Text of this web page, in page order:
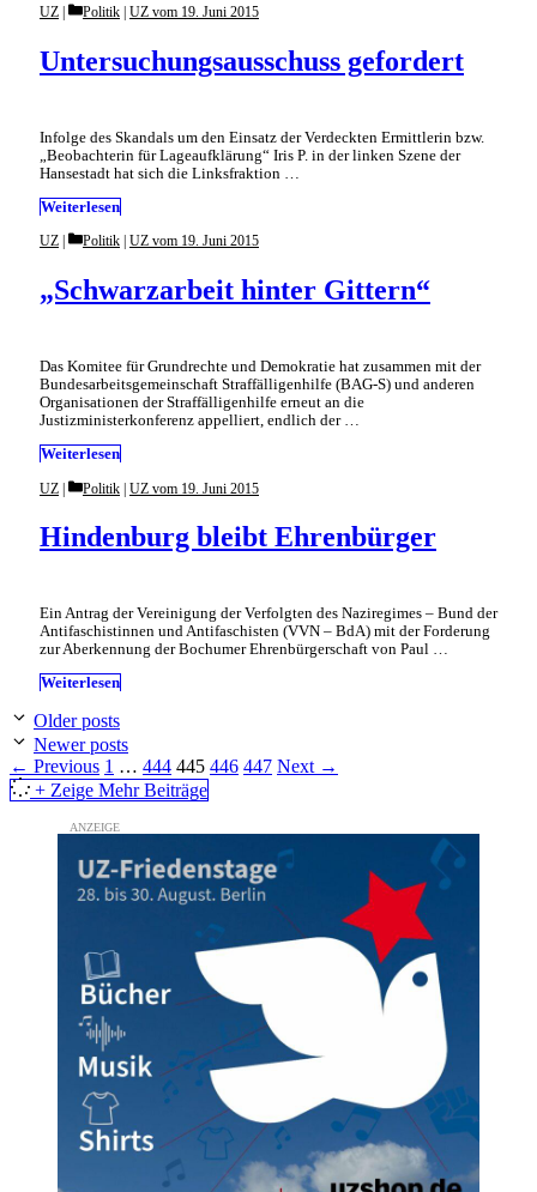
Untersuchungsausschuss gefordert
UZ Categories
Politik UZ vom 19. Juni 2015
Infolge des Skandals um den Einsatz der Verdeckten Ermittlerin bzw.
„Beobachterin für Lageaufklärung“ Iris P. in der linken Szene der
Hansestadt hat sich die Linksfraktion …
Weiterlesen
„Schwarzarbeit hinter Gittern“
UZ Categories
Politik UZ vom 19. Juni 2015
Das Komitee für Grundrechte und Demokratie hat zusammen mit der
Bundesarbeitsgemeinschaft Straffälligenhilfe (BAG-S) und anderen
Organisationen der Straffälligenhilfe erneut an die
Justizministerkonferenz appelliert, endlich der …
Weiterlesen
Hindenburg bleibt Ehrenbürger
UZ Categories
Politik | UZ vom 19. Juni 2015
Ein Antrag der Vereinigung der Verfolgten des Naziregimes – Bund der
Antifaschistinnen und Antifaschisten (VVN – BdA) mit der Forderung
zur Aberkennung der Bochumer Ehrenbürgerschaft von Paul …
Weiterlesen
Older posts
Newer posts
← Previous Page
1 … Page
444 Page
445 Page
446 Page
447 Next →
+ Zeige Mehr Beiträge